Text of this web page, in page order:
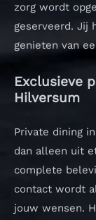
zorg wordt
geserveerd. Jij
genieten van
Exclusieve
Hilversum
Private dining
dan alleen uit
complete
contact wordt
jouw wensen.